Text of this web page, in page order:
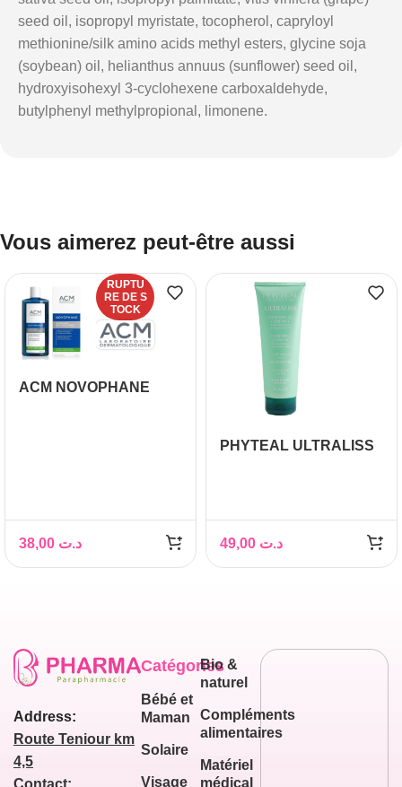
seed oil, isopropyl myristate, tocopherol, capryloyl
methionine/silk amino acids methyl esters, glycine soja
(soybean) oil, helianthus annuus (sunflower) seed oil,
hydroxyisohexyl 3-cyclohexene carboxaldehyde,
butylphenyl methylpropional, limonene.
Vous aimerez peut-être aussi
RUPTU
RE DE S
TOCK
ACM NOVOPHANE
د.ت
PHYTEAL ULTRALISS
د.ت
Address:
Route Teniour km
4,5
Contact:
Catégories
Bébé et
Maman
Solaire
Visage
Bio &
naturel
Compléments
alimentaires
Matériel
médical